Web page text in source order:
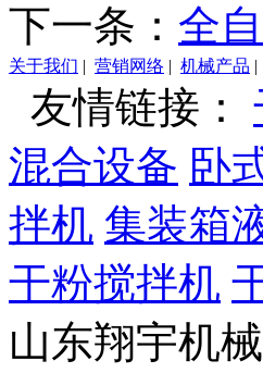
下一条： 全
关于我们 | 营销网络 | 机械产品 |
友情链接：
混合设备 卧
拌机 集装箱
干粉搅拌机
山东翔宇机